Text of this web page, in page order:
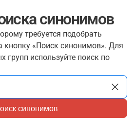
синонимов
требуется подобрать
кнопку «Поиск синонимов». Для
групп используйте поиск по
синонимов